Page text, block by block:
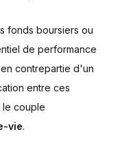
fonds boursiers ou
de performance
contrepartie d'un
entre ces
le couple
vie.